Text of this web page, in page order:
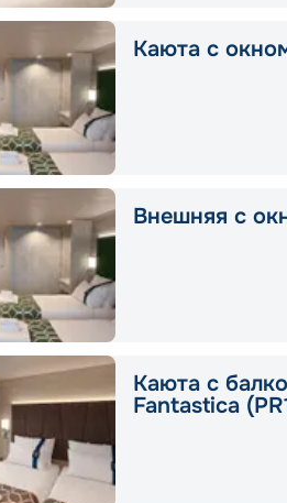
Каюта с
Внешняя с
Каюта с
Fantastica